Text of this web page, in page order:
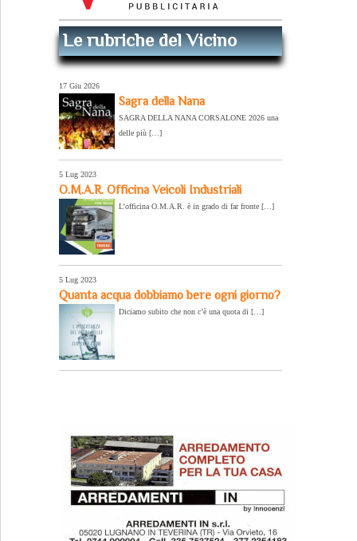
Le rubriche del Vicino
17 Giu 2026
Sagra della Nana
SAGRA DELLA NANA CORSALONE 2026 una
delle più […]
5 Lug 2023
O.M.A.R. Officina Veicoli Industriali
L’officina O.M.A.R. è in grado di far fronte […]
5 Lug 2023
Quanta acqua dobbiamo bere ogni giorno?
Diciamo subito che non c’è una quota di […]